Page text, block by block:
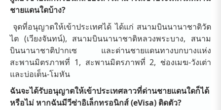
ชายแดนใดบ้าง?
จุดที่อนุญาตให้เข้าประเทศได้ ได้แก่ สนามบินนานาชาติวัต
ไต (เวียงจันทน์), สนามบินนานาชาติหลวงพระบาง, สนาม
บินนานาชาติปากเซ และด่านชายแดนทางบกบางแห่ง
สะพานมิตรภาพที่ 1, สะพานมิตรภาพที่ 2, ช่องเมฆ-วังเต่า
และบ่อเต็น-โมหัน
ฉันจะได้รับอนุญาตให้เข้าประเทศลาวที่ด่านชายแดนใดก็ได้
หรือไม่ หากฉันมีวีซ่าอิเล็กทรอนิกส์ (eVisa) ติดตัว?